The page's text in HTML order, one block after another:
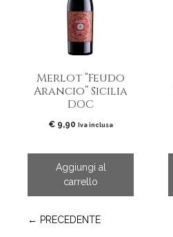
Merlot “Feudo
Arancio” Sicilia
DOC
€9,90 Iva inclusa
Aggiungi al
carrello
← PRECEDENTE